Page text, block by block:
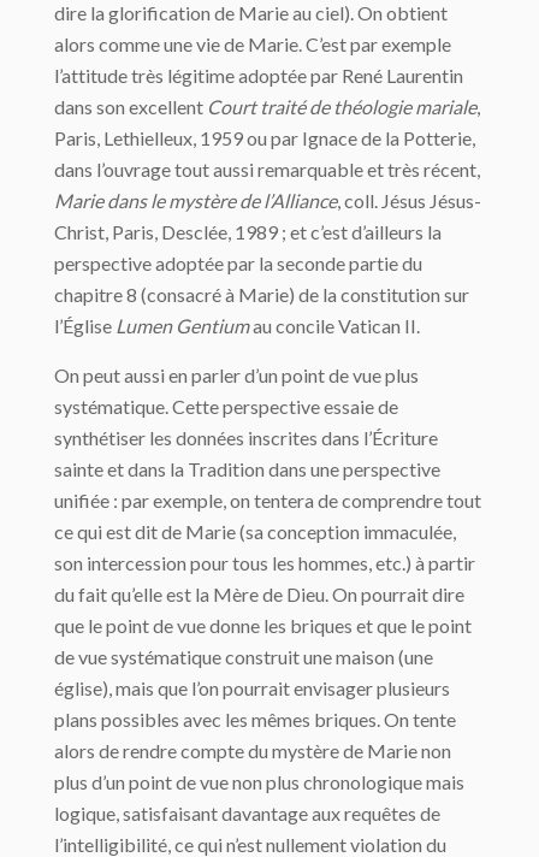
dire la glorification de Marie au ciel). On obtient
alors comme une vie de Marie. C’est par exemple
l’attitude très légitime adoptée par René Laurentin
dans son excellent Court traité de théologie mariale,
Paris, Lethielleux, 1959 ou par Ignace de la Potterie,
dans l’ouvrage tout aussi remarquable et très récent,
Marie dans le mystère de l’Alliance, coll. Jésus Jésus-
Christ, Paris, Desclée, 1989 ; et c’est d’ailleurs la
perspective adoptée par la seconde partie du
chapitre 8 (consacré à Marie) de la constitution sur
l’Église Lumen Gentiumau concile Vatican II.
On peut aussi en parler d’un point de vue plus
systématique. Cette perspective essaie de
synthétiser les données inscrites dans l’Écriture
sainte et dans la Tradition dans une perspective
unifiée : par exemple, on tentera de comprendre tout
ce qui est dit de Marie (sa conception immaculée,
son intercession pour tous les hommes, etc.) à partir
du fait qu’elle est la Mère de Dieu. On pourrait dire
que le point de vue donne les briques et que le point
de vue systématique construit une maison (une
église), mais que l’on pourrait envisager plusieurs
plans possibles avec les mêmes briques. On tente
alors de rendre compte du mystère de Marie non
plus d’un point de vue non plus chronologique mais
logique, satisfaisant davantage aux requêtes de
l’intelligibilité, ce qui n’est nullement violation du